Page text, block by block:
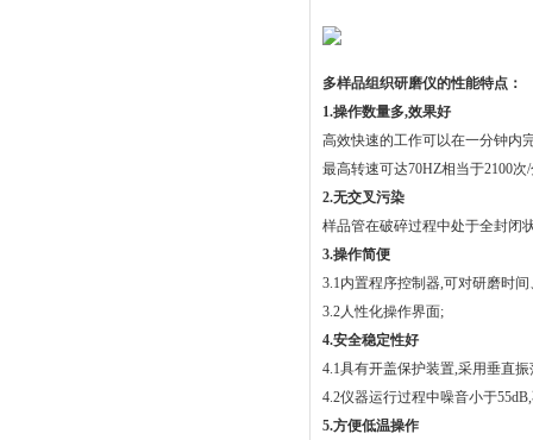
多样品组织研磨仪的性能特点：
1.操作数量多,效果好
高效快速的工作可以在一分钟内
最高转速可达70HZ相当于2100次
2.无交叉污染
样品管在破碎过程中处于全封闭
3.操作简便
3.1内置程序控制器,可对研磨时
3.2人性化操作界面;
4.安全稳定性好
4.1具有开盖保护装置,采用垂直
4.2仪器运行过程中噪音小于
5.方便低温操作